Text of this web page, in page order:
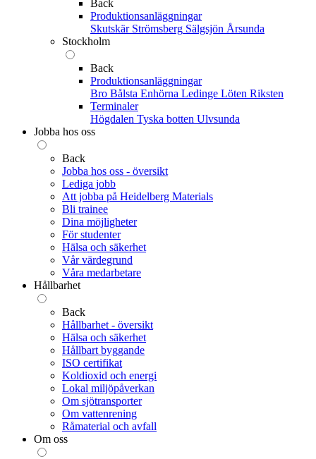
Back
Produktionsanläggningar
Skutskär Strömsberg Sälgsjön Årsunda
Stockholm
Back
Produktionsanläggningar
Bro Bålsta Enhörna Ledinge Löten Riksten
Terminaler
Högdalen Tyska botten Ulvsunda
Jobba hos oss
Back
Jobba hos oss - översikt
Lediga jobb
Att jobba på Heidelberg Materials
Bli trainee
Dina möjligheter
För studenter
Hälsa och säkerhet
Vår värdegrund
Våra medarbetare
Hållbarhet
Back
Hållbarhet - översikt
Hälsa och säkerhet
Hållbart byggande
ISO certifikat
Koldioxid och energi
Lokal miljöpåverkan
Om sjötransporter
Om vattenrening
Råmaterial och avfall
Om oss